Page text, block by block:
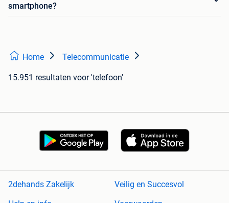
smartphone?
Home Telecommunicatie
15.951 resultaten voor 'telefoon'
2dehands Zakelijk
Veilig en Succesvol